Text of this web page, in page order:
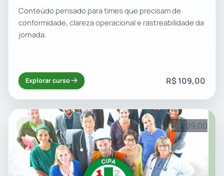
Conteúdo pensado para times que precisam de
conformidade, clareza operacional e rastreabilidade da
jornada.
Explorar curso R$ 109,00
CIPA R$ 109,00